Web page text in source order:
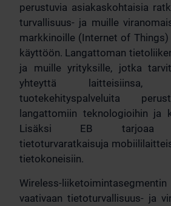
perustuvia asiakaskohtaisia
turvallisuus- ja muille
markkinoille (Internet of
käyttöön. Langattoman
ja muille yrityksille, jotka
yhteyttä
tuotekehityspalveluita
langattomiin teknologioihin ja
Lisäksi EB tarjoaa
tietoturvaratkaisuja
tietokoneisiin.
Wireless-
vaativaan tietoturvallisuus- ja